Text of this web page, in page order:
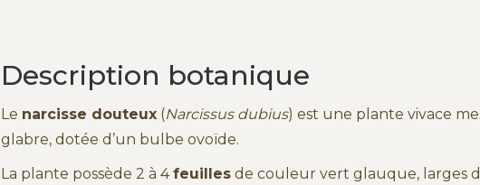
Description botanique
Le narcisse douteux (Narcissus dubius) est une plante vivace
glabre, dotée d’un bulbe ovoïde.
La plante possède 2 à 4feuilles de couleur vert glauque, larges